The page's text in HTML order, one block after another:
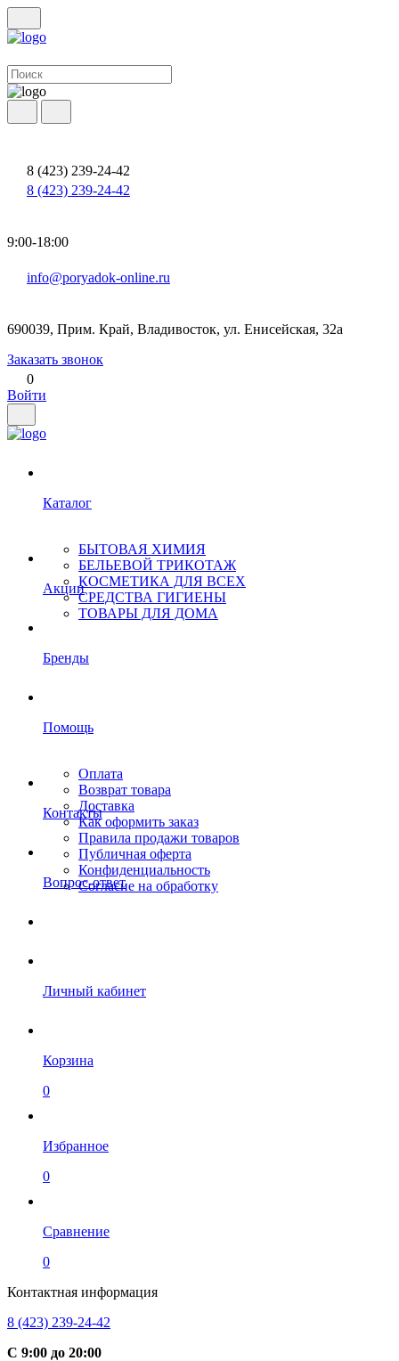
8 (423) 239-24-42
8 (423) 239-24-42
9:00-18:00
info@poryadok-online.ru
690039, Прим. Край, Владивосток, ул. Енисейская, 32а
Заказать звонок
0
Войти
Каталог
БЫТОВАЯ ХИМИЯ
БЕЛЬЕВОЙ ТРИКОТАЖ
КОСМЕТИКА ДЛЯ ВСЕХ
СРЕДСТВА ГИГИЕНЫ
ТОВАРЫ ДЛЯ ДОМА
Акции
Бренды
Помощь
Оплата
Возврат товара
Доставка
Как оформить заказ
Правила продажи товаров
Публичная оферта
Конфиденциальность
Согласие на обработку
Контакты
Вопрос-ответ
Личный кабинет
Корзина
0
Избранное
0
Сравнение
0
Контактная информация
8 (423) 239-24-42
С 9:00 до 20:00